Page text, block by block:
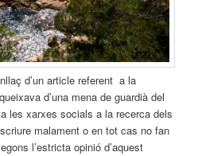
d’un article referent a la
d’una mena de guardià del
les xarxes socials a la recerca dels
malament o en tot cas no fan
l’estricta opinió d’aquest